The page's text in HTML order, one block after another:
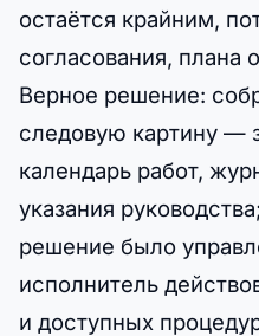
остаётся крайним,
согласования, плана
Верное решение:
следовую картину —
календарь работ,
указания
решение было
исполнитель
и доступных